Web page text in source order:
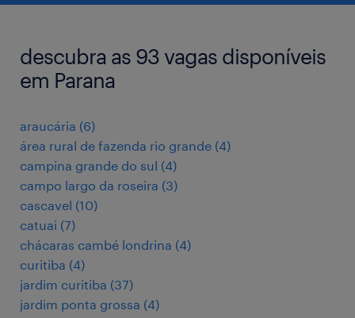
descubra as 93 vagas disponíveis
em Parana
araucária (6)
área rural de fazenda rio grande (4)
campina grande do sul (4)
campo largo da roseira (3)
cascavel (10)
catuai (7)
chácaras cambé londrina (4)
curitiba (4)
jardim curitiba (37)
jardim ponta grossa (4)